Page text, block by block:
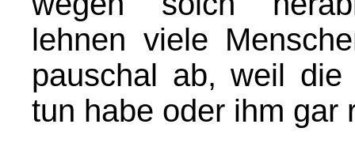
lehnen viele
pauschal ab, weil
tun habe oder ihm gar